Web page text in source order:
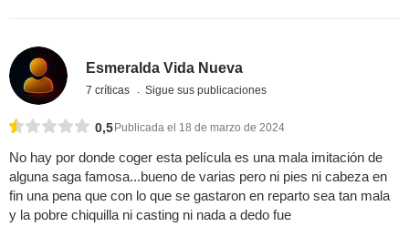
Esmeralda Vida Nueva
7 críticas Sigue sus publicaciones
0,5 Publicada el 18 de marzo de 2024
No hay por donde coger esta película es una mala imitación de
alguna saga famosa...bueno de varias pero ni pies ni cabeza en
fin una pena que con lo que se gastaron en reparto sea tan mala
y la pobre chiquilla ni casting ni nada a dedo fue